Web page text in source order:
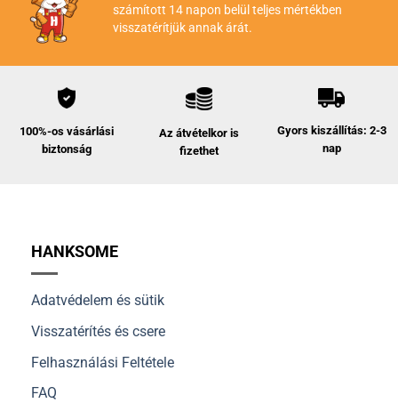
számított 14 napon belül teljes mértékben
visszatérítjük annak árát.
100%-os vásárlási
biztonság
Az átvételkor is
fizethet
Gyors kiszállítás: 2-3
nap
HANKSOME
Adatvédelem és sütik
Visszatérítés és csere
Felhasználási Feltétele
FAQ